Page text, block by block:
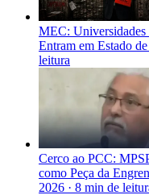
MEC: Universidades
Entram em Estado
leitura
Cerco ao PCC:
como Peça da
2026 · 8 min de